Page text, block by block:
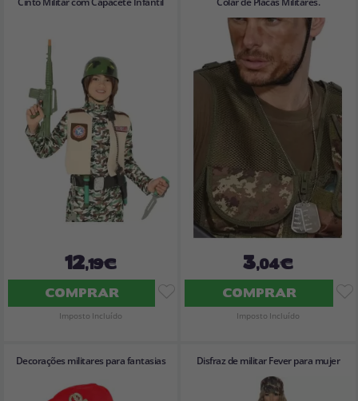
12,19€
COMPRAR
Imposto Incluído
3,04€
COMPRAR
Imposto Incluído
Decorações militares para fantasias Disfraz de militar Fever para mujer